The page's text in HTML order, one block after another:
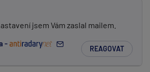
jsem Vám zaslal mailem.
-
REAGOVAT